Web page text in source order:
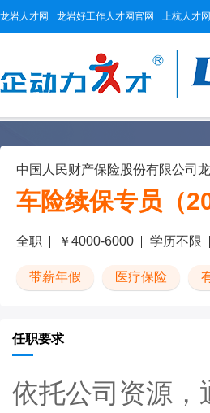
龙岩人才网 龙岩好工作人才网官网 上杭人才网
中国人民财产保险股份有限公司
车险续保专员（20
全职 ￥4000-6000 学历不限
带薪年假 医疗保险
任职要求
依托公司资源，